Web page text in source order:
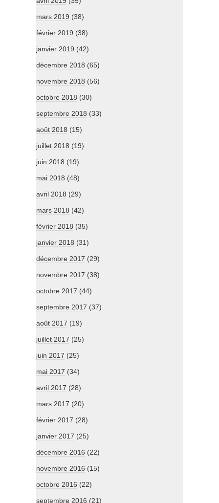
mars 2019 (38)
février 2019 (38)
janvier 2019 (42)
décembre 2018 (65)
novembre 2018 (56)
octobre 2018 (30)
septembre 2018 (33)
août 2018 (15)
juillet 2018 (19)
juin 2018 (19)
mai 2018 (48)
avril 2018 (29)
mars 2018 (42)
février 2018 (35)
janvier 2018 (31)
décembre 2017 (29)
novembre 2017 (38)
octobre 2017 (44)
septembre 2017 (37)
août 2017 (19)
juillet 2017 (25)
juin 2017 (25)
mai 2017 (34)
avril 2017 (28)
mars 2017 (20)
février 2017 (28)
janvier 2017 (25)
décembre 2016 (22)
novembre 2016 (15)
octobre 2016 (22)
septembre 2016 (21)